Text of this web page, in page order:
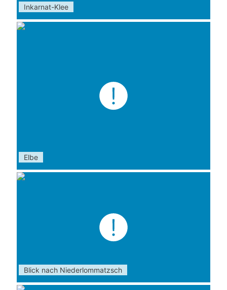
Inkarnat-Klee
Elbe
Blick nach Niederlommatzsch